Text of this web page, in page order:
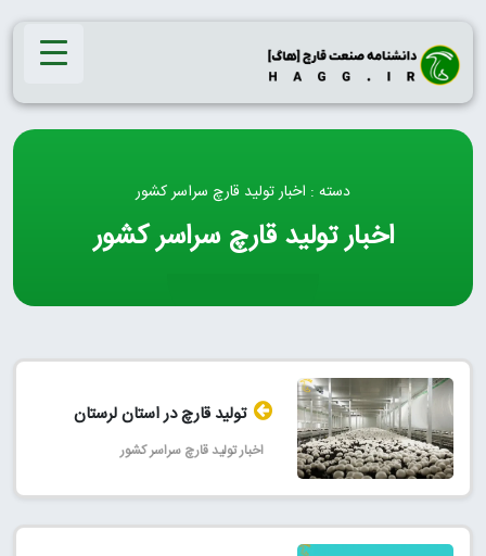
Skip
content
دسته : اخبار تولید قارچ سراسر کشور
اخبار تولید قارچ سراسر کشور
تولید قارچ در استان لرستان
اخبار تولید قارچ سراسر کشور